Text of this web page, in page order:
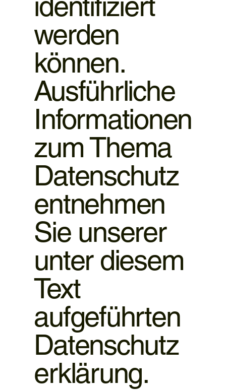
werden
können.
Ausführliche
Informationen
zum Thema
Datenschutz
entnehmen
Sie unserer
unter diesem
Text
aufgeführten
Datenschutz
erklärung.